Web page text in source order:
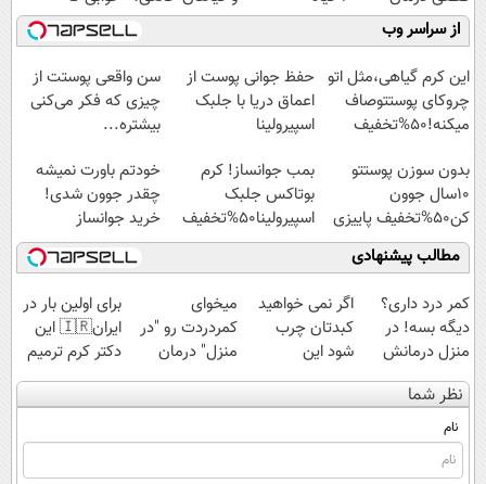
کنید!
◗پرسش‌نامه◖
موثر(تخفیف تا
امشب)
نابودکننده انواع
حشرات خانگی و
آفات
میلیاردر شد.
آموزش رایگان
از سراسر وب
این کرم گیاهی،مثل اتو
چروکای پوستتوصاف
میکنه!50%تخفیف
حفظ جوانی پوست از
اعماق دریا با جلبک
اسپیرولینا
سن واقعی پوستت از
چیزی که فکر می‌کنی
بیشتره...
بدون سوزن پوستتو
10سال جوون
کن50%تخفیف پاییزی
بمب جوانساز! کرم
بوتاکس جلبک
اسپیرولینا50%تخفیف
خودتم باورت نمیشه
چقدر جوون شدی!
خرید جوانساز
اسپیرولینا با تخفیف
ویژه
مطالب پیشنهادی
کمر درد داری؟
دیگه بسه! در
منزل درمانش
کن
(◀پرسش‌نامه)
اگر نمی خواهید
کبدتان چرب
شود این
نوشیدنی خوش
طعم را بنوشید
میخوای
کمردردت رو "در
منزل" درمان
کنی؟ (◂فیلم +
◂پرسش‌نامه)
برای اولین بار در
ایران🇮🇷 این
دکتر کرم ترمیم
کننده 23 روزه
ساخت!
نظر شما
نام